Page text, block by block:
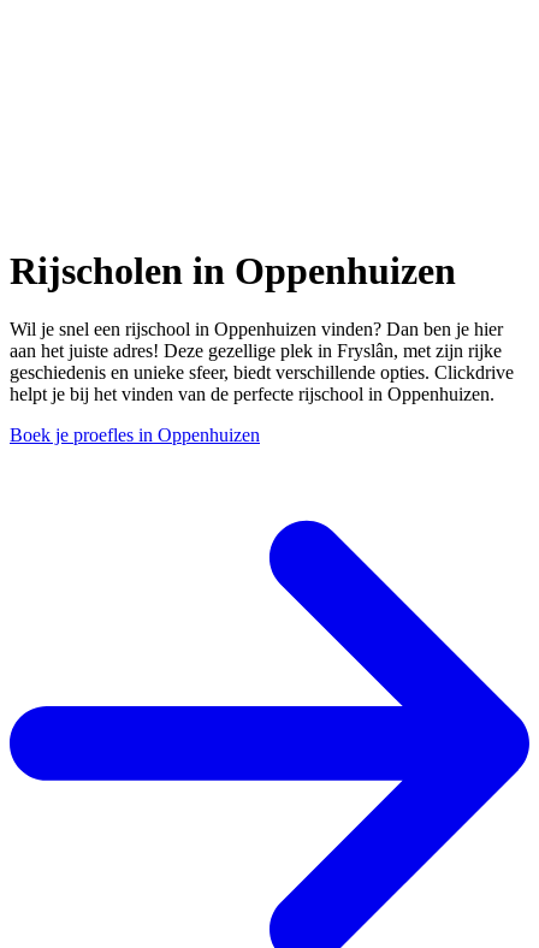
Rijscholen in Oppenhuizen
Wil je snel een rijschool in Oppenhuizen vinden? Dan ben je hier
aan het juiste adres! Deze gezellige plek in Fryslân, met zijn rijke
geschiedenis en unieke sfeer, biedt verschillende opties. Clickdrive
helpt je bij het vinden van de perfecte rijschool in Oppenhuizen.
Boek je proefles in Oppenhuizen